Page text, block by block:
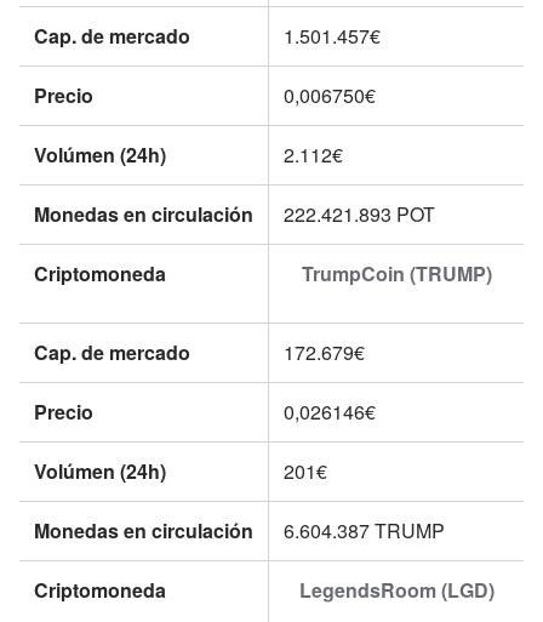
Cap. de mercado 1.501.457€
Precio 0,006750€
Volúmen (24h) 2.112€
Monedas en circulación 222.421.893 POT
Criptomoneda TrumpCoin (TRUMP)
Cap. de mercado 172.679€
Precio 0,026146€
Volúmen (24h) 201€
Monedas en circulación 6.604.387TRUMP
Criptomoneda LegendsRoom (LGD)